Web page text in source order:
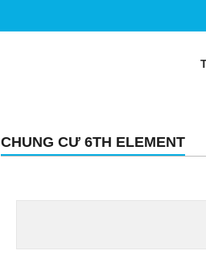
CHUNG CƯ 6TH ELEMENT